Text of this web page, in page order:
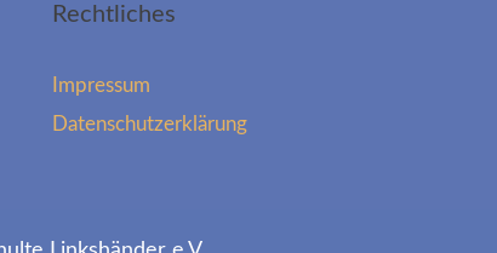
Rechtliches
Impressum
Datenschutzerklärung